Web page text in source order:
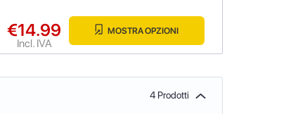
€14.99
Incl. IVA
MOSTRA OPZIONI
4 Prodotti